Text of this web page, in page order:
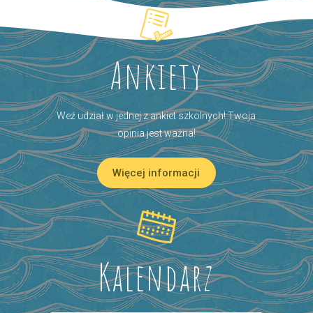
Ankiety
Weź udział w jednej z ankiet szkolnych! Twoja
opinia jest ważna!
Więcej informacji
Kalendarz